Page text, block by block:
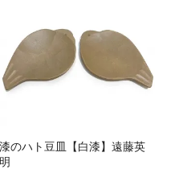
漆のハト豆皿【白漆】遠藤英
明